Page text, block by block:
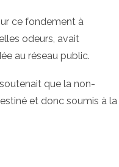
ce fondement à
odeurs, avait
au réseau public.
que la non-
et donc soumis à la